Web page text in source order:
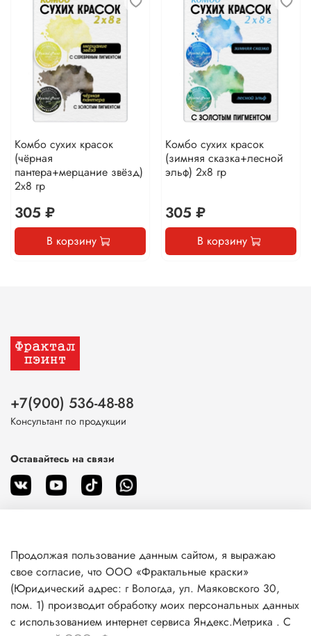
Комбо сухих красок
(чёрная
пантера+мерцание звёзд)
2х8 гр
305 ₽
В корзину
Комбо сухих красок
(зимняя сказка+лесной
эльф) 2х8 гр
305 ₽
В корзину
О магазине
Клиентам
+7(900) 536-48-88
Консультант по продукции
Оставайтесь на связи
Продолжая пользование данным сайтом, я выражаю
свое согласие, что ООО «Фрактальные краски»
(Юридический адрес: г Вологда, ул. Маяковского 30,
пом. 1) производит обработку моих персональных данных
с использованием интернет сервиса Яндекс.Метрика . С